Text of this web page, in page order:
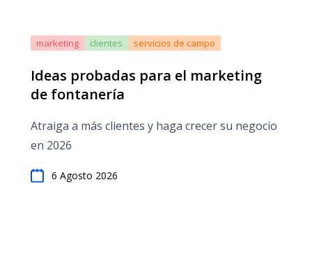
marketing clientes servicios de campo
Ideas probadas para el marketing
de fontanería
Atraiga a más clientes y haga crecer su negocio
en 2026
6 Agosto 2026